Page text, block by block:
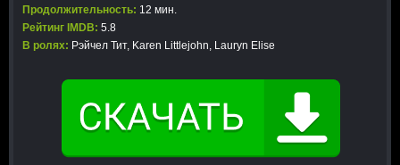
Продолжительность: 12 мин.
Рейтинг IMDB: 5.8
В ролях: Рэйчел Тит, Karen Littlejohn, Lauryn Elise